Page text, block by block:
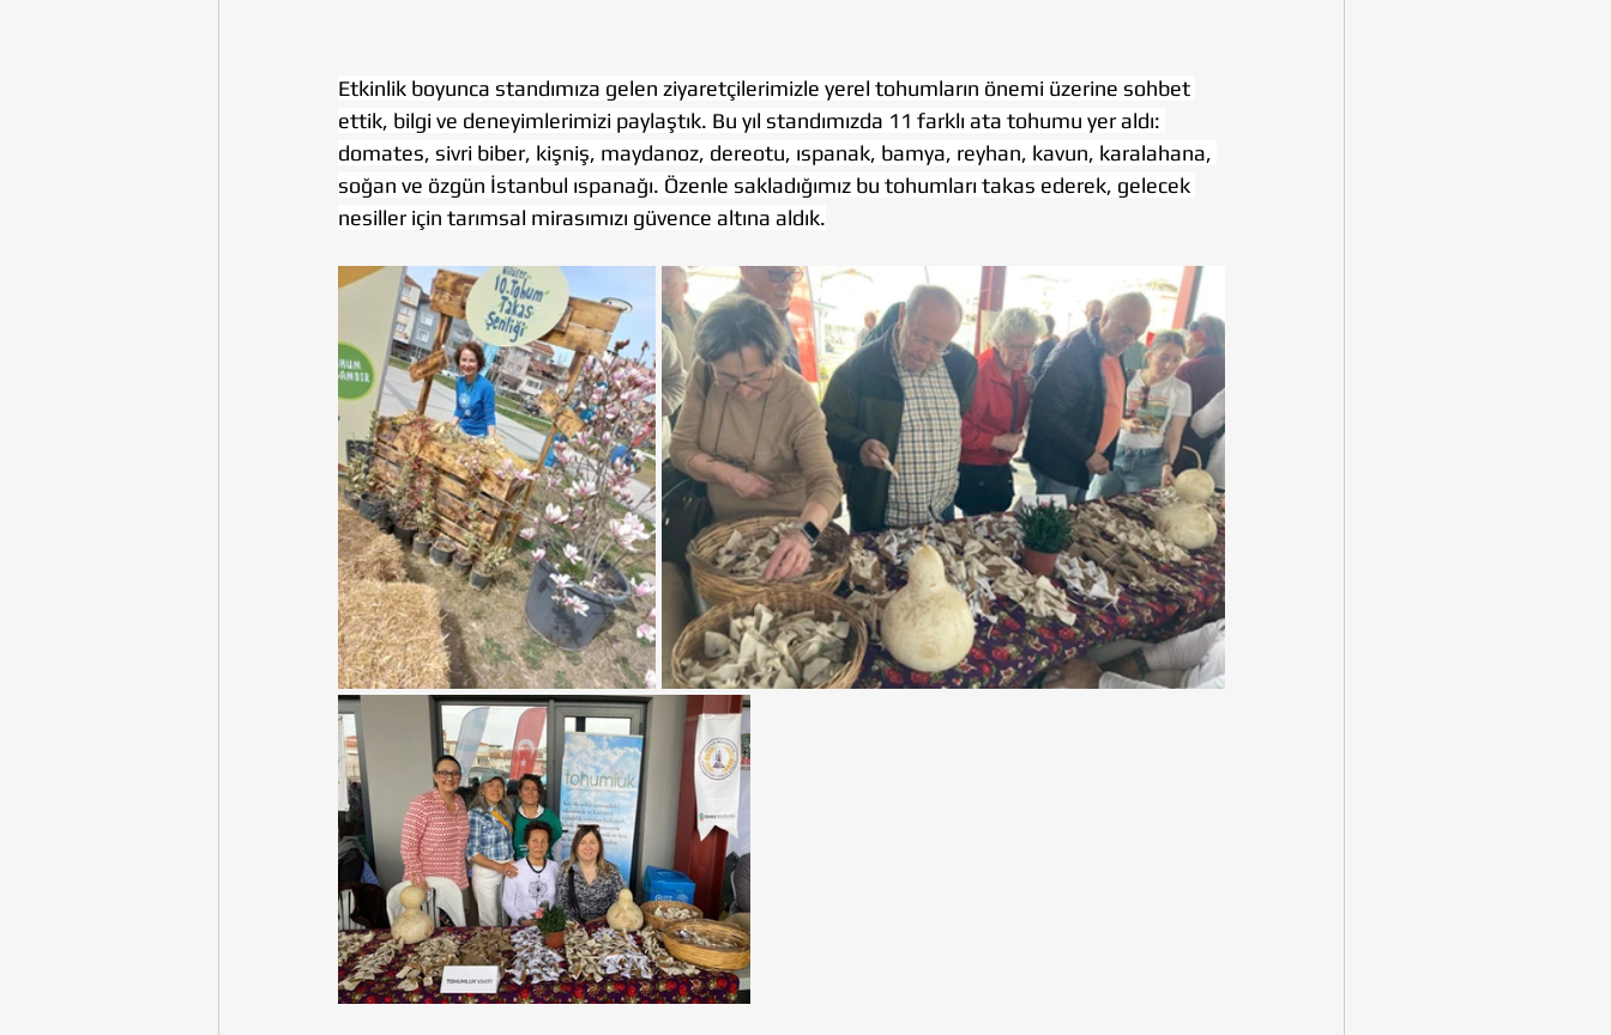
Etkinlik boyunca standımıza gelen ziyaretçilerimizle yerel tohumların önemi üzerine sohbet
ettik, bilgi ve deneyimlerimizi paylaştık. Bu yıl standımızda 11 farklı ata tohumu yer aldı:
domates, sivri biber, kişniş, maydanoz, dereotu, ıspanak, bamya, reyhan, kavun, karalahana,
soğan ve özgün İstanbul ıspanağı. Özenle sakladığımız bu tohumları takas ederek, gelecek
nesiller için tarımsal mirasımızı güvence altına aldık.